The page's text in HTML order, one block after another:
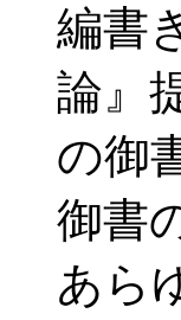
編書
論』
の御
御書
あら